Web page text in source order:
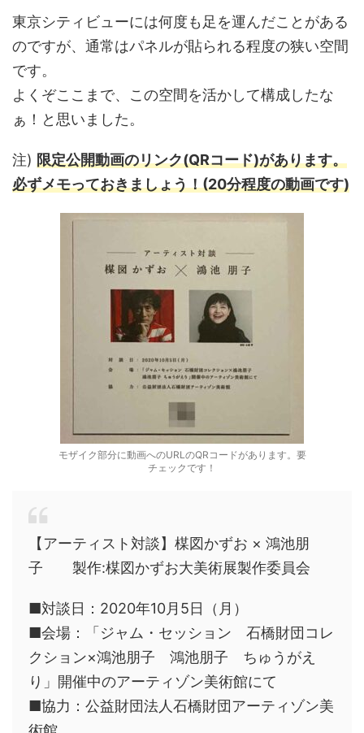
東京シティビューには何度も足を運んだことがある
のですが、通常はパネルが貼られる程度の狭い空間
です。
よくぞここまで、この空間を活かして構成したな
ぁ！と思いました。
注) 限定公開動画のリンク(QRコード)があります。
必ずメモっておきましょう！(20分程度の動画です)
モザイク部分に動画へのURLのQRコードがあります。要
チェックです！
【アーティスト対談】楳図かずお × 鴻池朋
子 製作:楳図かずお大美術展製作委員会
■対談日：2020年10月5日（月）
■会場：「ジャム・セッション 石橋財団コレ
クション×鴻池朋子 鴻池朋子 ちゅうがえ
り」開催中のアーティゾン美術館にて
■協力：公益財団法人石橋財団アーティゾン美